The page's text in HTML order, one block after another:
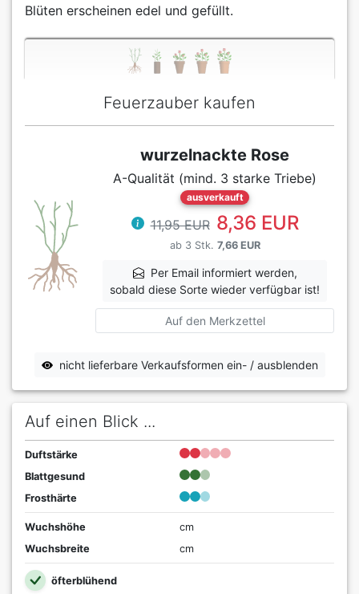
Blüten erscheinen edel und gefüllt.
Feuerzauber kaufen
wurzelnackte Rose
A-Qualität (mind. 3 starke Triebe)
ausverkauft
11,95 EUR 8,36 EUR
ab 3 Stk. 7,66 EUR
Per Email informiert werden,
sobald diese Sorte wieder verfügbar ist!
Auf den Merkzettel
nicht lieferbare Verkaufsformen ein- / ausblenden
Auf einen Blick ...
Duftstärke
Blattgesund
Frosthärte
Wuchshöhe
cm
Wuchsbreite
cm
öfterblühend